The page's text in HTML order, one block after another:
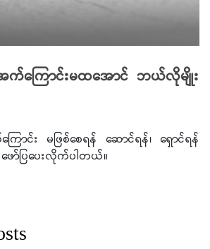
ြောင်းမထအောင် ဘယ်လိုမျိုး
င်း မဖြစ်စေရန် ဆောင်ရန်၊ ရှောင်ရန်
ော်ပြပေးလိုက်ပါတယ်။